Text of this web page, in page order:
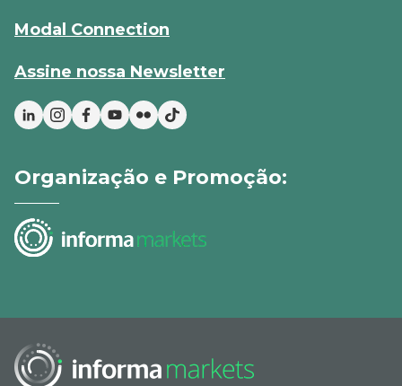
Modal Connection
Assine nossa Newsletter
Organização e Promoção: